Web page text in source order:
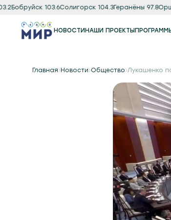
103.6Солигорск 104.3Геранёны 97.8Орша
НОВОСТИ НАШИ ПРОЕКТЫ
Главная Новости Общество Лукашенко